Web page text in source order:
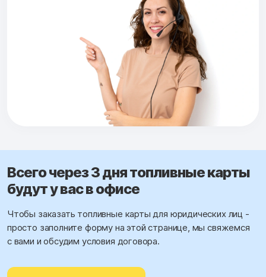
Всего через 3 дня топливные карты
будут у вас в офисе
Чтобы заказать топливные карты для юридических лиц -
просто заполните форму на этой странице, мы свяжемся
с вами и обсудим условия договора.